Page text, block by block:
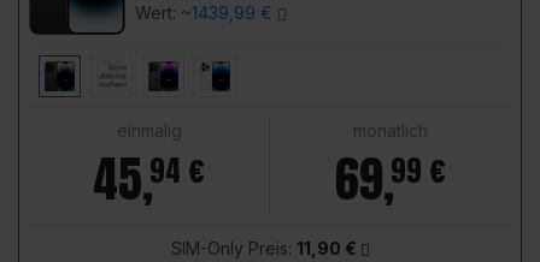
Wert: ~1439,99 €
einmalig
45,94 €
monatlich
69,99 €
SIM-Only Preis: 11,90 €